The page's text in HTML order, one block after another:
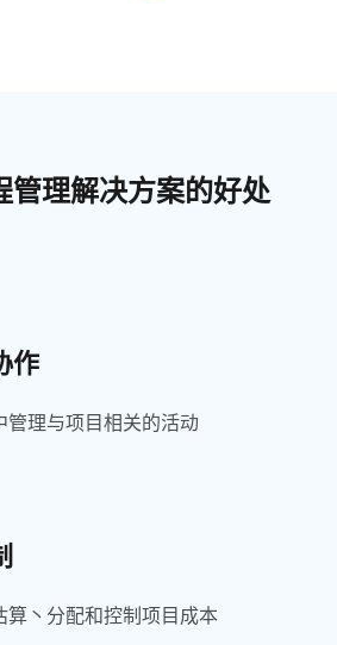
管理解决方案的好处
作
管理与项目相关的活动
算丶分配和控制项目成本